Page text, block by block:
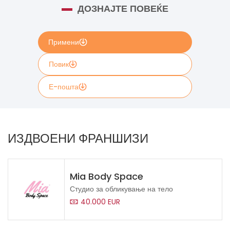
ДОЗНАЈТЕ ПОВЕЌЕ
Примени
Повик
Е-пошта
формата ќе бидат проследени директно до Young
ИЗДВОЕНИ ФРАНШИЗИ
Mia Body Space
Студио за обликување на тело
40.000 EUR